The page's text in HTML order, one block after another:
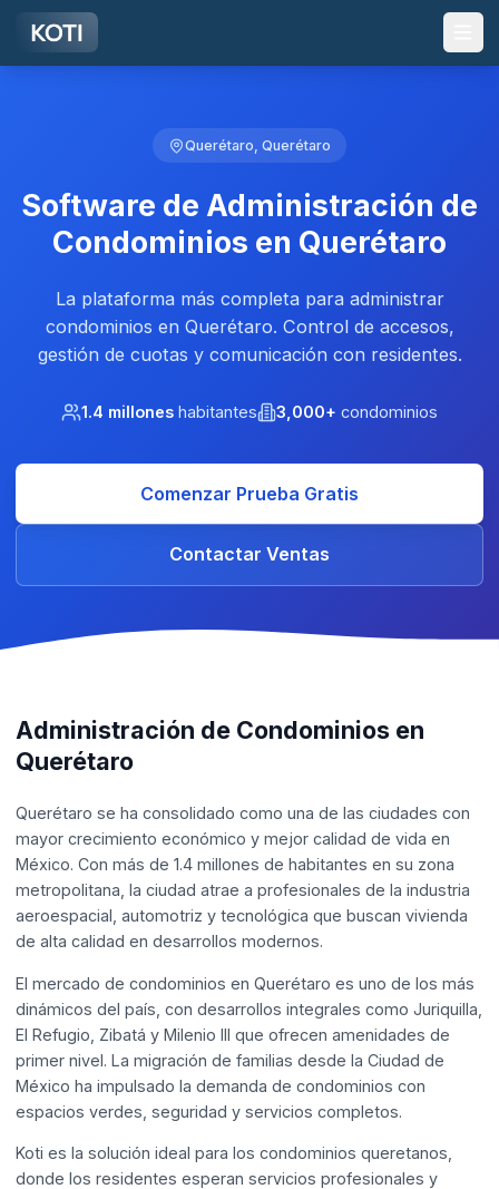
Ir al contenido principal
Querétaro, Querétaro
Software de Administración de
Condominios en Querétaro
La plataforma más completa para administrar
condominios en Querétaro. Control de accesos,
gestión de cuotas y comunicación con residentes.
1.4 millones habitantes 3,000+ condominios
Comenzar Prueba Gratis
Contactar Ventas
Administración de Condominios en
Querétaro
Querétaro se ha consolidado como una de las ciudades con
mayor crecimiento económico y mejor calidad de vida en
México. Con más de 1.4 millones de habitantes en su zona
metropolitana, la ciudad atrae a profesionales de la industria
aeroespacial, automotriz y tecnológica que buscan vivienda
de alta calidad en desarrollos modernos.
El mercado de condominios en Querétaro es uno de los más
dinámicos del país, con desarrollos integrales como Juriquilla,
El Refugio, Zibatá y Milenio III que ofrecen amenidades de
primer nivel. La migración de familias desde la Ciudad de
México ha impulsado la demanda de condominios con
espacios verdes, seguridad y servicios completos.
Koti es la solución ideal para los condominios queretanos,
donde los residentes esperan servicios profesionales y